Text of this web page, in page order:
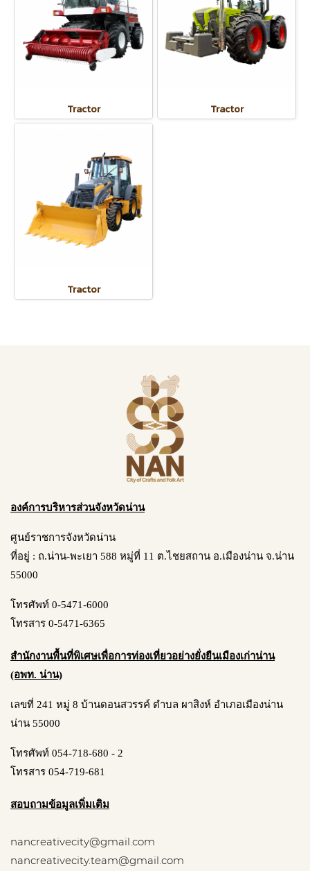
Tractor Tractor
Tractor
องค์การบริหารส่วนจังหวัดน่าน
ศูนย์ราชการจังหวัดน่าน
ที่อยู่ : ถ.น่าน-พะเยา 588 หมู่ที่ 11 ต.ไชยสถาน อ.เมืองน่าน จ.น่าน
55000
โทรศัพท์ 0-5471-6000
โทรสาร 0-5471-6365
สำนักงานพื้นที่พิเศษเพื่อการท่องเที่ยวอย่างยั่งยืนเมืองเก่าน่าน
(อพท. น่าน)
เลขที่ 241 หมู่ 8 บ้านดอนสวรรค์ ตำบล ผาสิงห์ อำเภอเมืองน่าน
น่าน 55000
โทรศัพท์ 054-718-680 - 2
โทรสาร 054-719-681
สอบถามข้อมูลเพิ่มเติม
nancreativecity@gmail.com
nancreativecity.team@gmail.com